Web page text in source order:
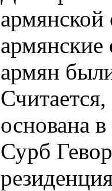
армян
основана
Сурб